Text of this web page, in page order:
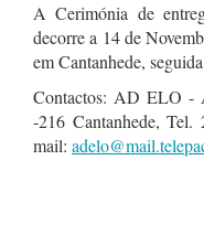
A Cerimónia de
decorre a 14 de
em Cantanhede,
Contactos: AD ELO -
-216 Cantanhede,
mail: